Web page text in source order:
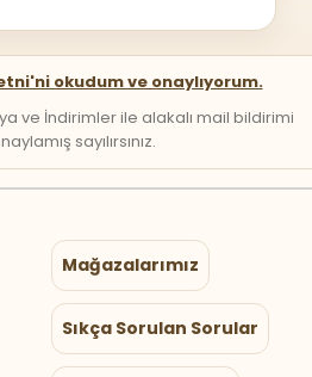
okudum ve onaylıyorum.
ve İndirimler ile alakalı mail bildirimi
sayılırsınız.
Mağazalarımız
Sıkça Sorulan Sorular